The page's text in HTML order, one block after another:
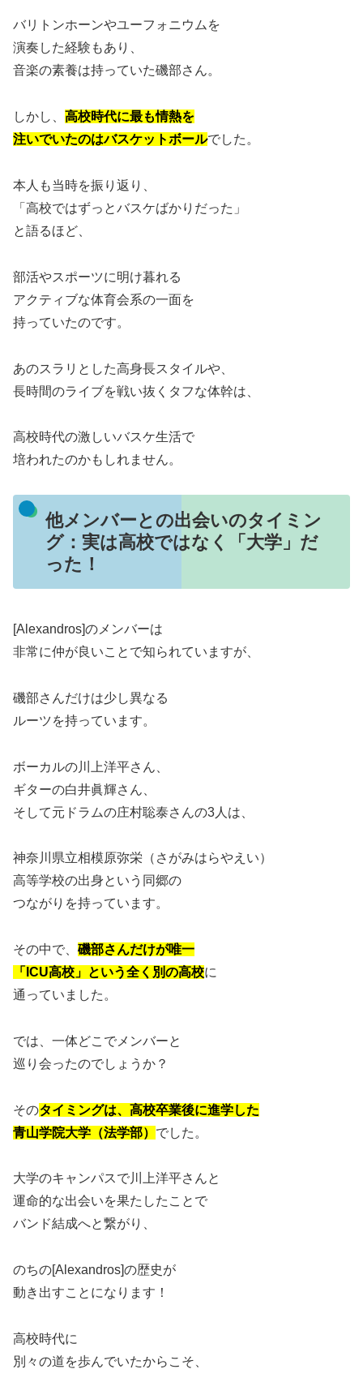
バリトンホーンやユーフォニウムを
演奏した経験もあり、
音楽の素養は持っていた磯部さん。
しかし、 高校時代に最も情熱を
注いでいたのはバスケットボールでした。
本人も当時を振り返り、
「高校ではずっとバスケばかりだった」
と語るほど、
部活やスポーツに明け暮れる
アクティブな体育会系の一面を
持っていたのです。
あのスラリとした高身長スタイルや、
長時間のライブを戦い抜くタフな体幹は、
高校時代の激しいバスケ生活で
培われたのかもしれません。
他メンバーとの出会いのタイミン
グ：実は高校ではなく「大学」だ
った！
[Alexandros]のメンバーは
非常に仲が良いことで知られていますが、
磯部さんだけは少し異なる
ルーツを持っています。
ボーカルの川上洋平さん、
ギターの白井眞輝さん、
そして元ドラムの庄村聡泰さんの3人は、
神奈川県立相模原弥栄（さがみはらやえい）
高等学校の出身という同郷の
つながりを持っています。
その中で、 磯部さんだけが唯一
「ICU高校」という全く別の高校に
通っていました。
では、一体どこでメンバーと
巡り会ったのでしょうか？
そのタイミングは、高校卒業後に進学した
青山学院大学（法学部） でした。
大学のキャンパスで川上洋平さんと
運命的な出会いを果たしたことで
バンド結成へと繋がり、
のちの[Alexandros]の歴史が
動き出すことになります！
高校時代に
別々の道を歩んでいたからこそ、